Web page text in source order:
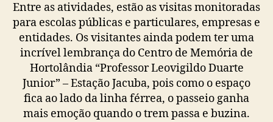
Entre as atividades, estão as visitas monitoradas
para escolas públicas e particulares, empresas e
entidades. Os visitantes ainda podem ter uma
incrível lembrança do Centro de Memória de
Hortolândia “Professor Leovigildo Duarte
Junior” – Estação Jacuba, pois como o espaço
fica ao lado da linha férrea, o passeio ganha
mais emoção quando o trem passa e buzina.